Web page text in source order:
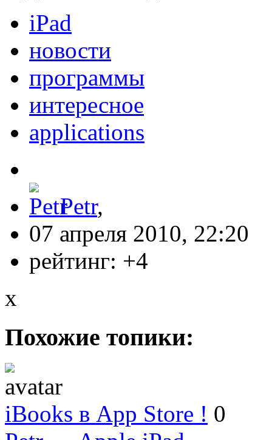
iPad
новости
программы
интересное
applications
Petr,
07 апреля 2010, 22:20
рейтинг: +4
x
Похожие топики:
iBooks в App Store ! 0